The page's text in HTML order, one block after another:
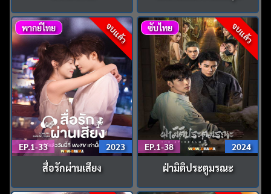
จบแล้ว
พากย์ไทย
EP.1-33 2023
สื่อรักผ่านเสียง
จบแล้ว
ซับไทย
EP.1-38 2024
ฝ่ามิติประตูมรณะ